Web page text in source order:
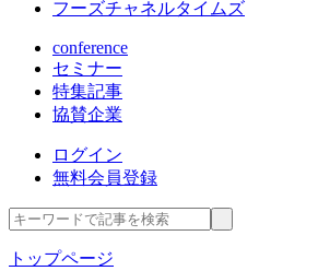
フーズチャネルタイムズ
conference
セミナー
特集記事
協賛企業
ログイン
無料会員登録
トップページ